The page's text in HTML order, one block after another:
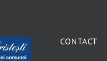
CONTACT